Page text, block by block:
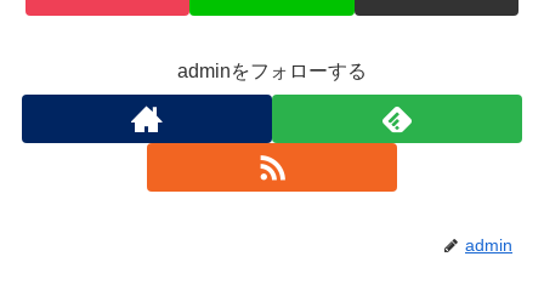
adminをフォローする
admin